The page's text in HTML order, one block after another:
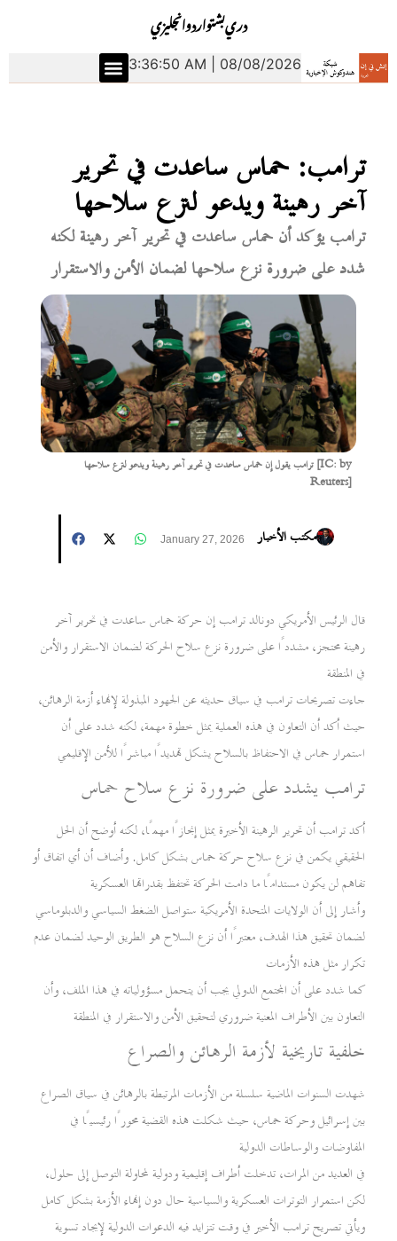
انجليزياردوبشتودري
3:36:51 AM | 08/08/2026
ترامب: حماس ساعدت في تحرير
آخر رهينة ويدعو لنزع سلاحها
ترامب يؤكد أن حماس ساعدت في تحرير آخر رهينة لكنه
شدد على ضرورة نزع سلاحها لضمان الأمن والاستقرار
ترامب يقول إن حماس ساعدت في تحرير آخر رهينة ويدعو لنزع سلاحها [IC: by
Reuters]
مكتب الأخبار January 27, 2026
قال الرئيس الأمريكي دونالد ترامب إن حركة حماس ساعدت في تحرير آخر
رهينة محتجز، مشددًا على ضرورة نزع سلاح الحركة لضمان الاستقرار والأمن
في المنطقة
جاءت تصريحات ترامب في سياق حديثه عن الجهود المبذولة لإنهاء أزمة الرهائن،
حيث أكد أن التعاون في هذه العملية يمثل خطوة مهمة، لكنه شدد على أن
استمرار حماس في الاحتفاظ بالسلاح يشكل تهديدًا مباشرًا للأمن الإقليمي
ترامب يشدد على ضرورة نزع سلاح حماس
أكد ترامب أن تحرير الرهينة الأخيرة يمثل إنجازًا مهمًا، لكنه أوضح أن الحل
الحقيقي يكمن في نزع سلاح حركة حماس بشكل كامل. وأضاف أن أي اتفاق أو
تفاهم لن يكون مستدامًا ما دامت الحركة تحتفظ بقدراتها العسكرية
وأشار إلى أن الولايات المتحدة الأمريكية ستواصل الضغط السياسي والدبلوماسي
لضمان تحقيق هذا الهدف، معتبرًا أن نزع السلاح هو الطريق الوحيد لضمان عدم
تكرار مثل هذه الأزمات
كما شدد على أن المجتمع الدولي يجب أن يتحمل مسؤولياته في هذا الملف، وأن
التعاون بين الأطراف المعنية ضروري لتحقيق الأمن والاستقرار في المنطقة
خلفية تاريخية لأزمة الرهائن والصراع
شهدت السنوات الماضية سلسلة من الأزمات المرتبطة بالرهائن في سياق الصراع
بين إسرائيل وحركة حماس، حيث شكلت هذه القضية محورًا رئيسيًا في
المفاوضات والوساطات الدولية
في العديد من المرات، تدخلت أطراف إقليمية ودولية لمحاولة التوصل إلى حلول،
لكن استمرار التوترات العسكرية والسياسية حال دون إنهاء الأزمة بشكل كامل
ويأتي تصريح ترامب الأخير في وقت تتزايد فيه الدعوات الدولية لإيجاد تسوية